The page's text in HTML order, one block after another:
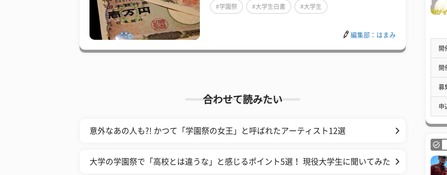
#学園祭 #大学生白書 #大学生
編集部：はまみ
合わせて読みたい
意外なあの人も?! かつて「学園祭の女王」と呼ばれたアーティスト12選
大学の学園祭で「高校とは違うな」と感じるポイント5選！ 現役大学生に聞いてみた
開
開
募
申